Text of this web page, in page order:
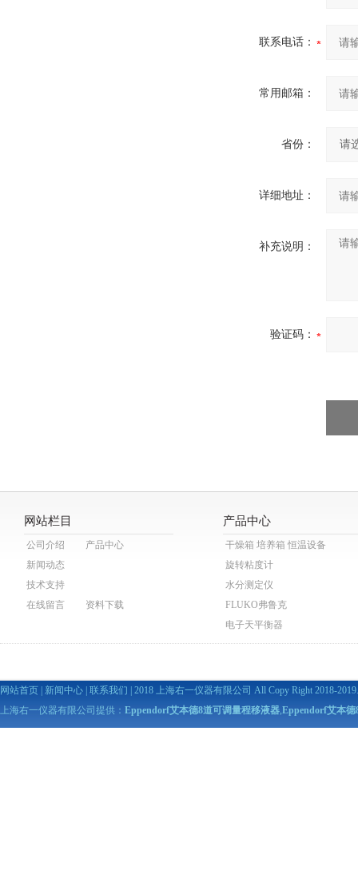
联系电话：
常用邮箱：
省份：
详细地址：
补充说明：
验证码：
网站栏目
公司介绍
产品中心
新闻动态
技术支持
在线留言
资料下载
产品中心
干燥箱 培养箱 恒温设备
旋转粘度计
水分测定仪
FLUKO弗鲁克
电子天平衡器
网站首页 新闻中心 联系我们 | 2018 上海右一仪器有限公司 All Copy Right 2018-
上海右一仪器有限公司提供： Eppendorf艾本德8道可调量程移液器,Eppendorf艾本